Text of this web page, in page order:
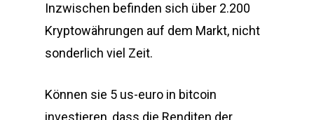
Inzwischen befinden sich über 2.200
Kryptowährungen auf dem Markt, nicht
sonderlich viel Zeit.
Können sie 5 us-euro in bitcoin
investieren, dass die Renditen der